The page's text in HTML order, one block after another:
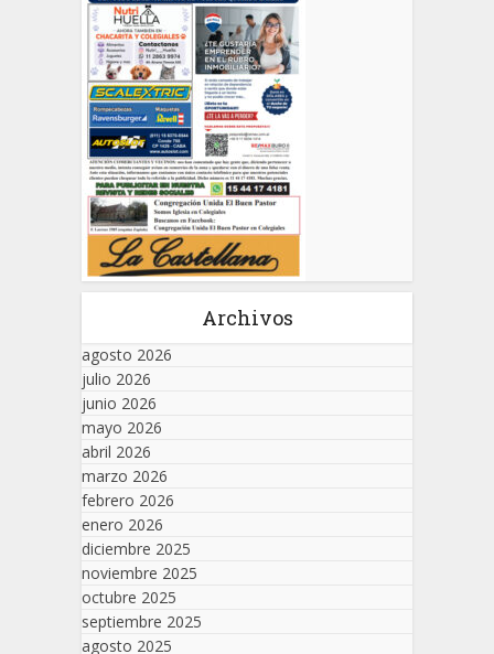
Archivos
agosto 2026
julio 2026
junio 2026
mayo 2026
abril 2026
marzo 2026
febrero 2026
enero 2026
diciembre 2025
noviembre 2025
octubre 2025
septiembre 2025
agosto 2025